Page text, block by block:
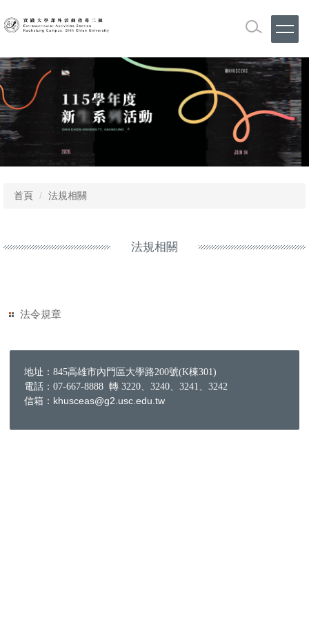
到
內
區
首頁 法規相關
法規相關
法令規章
地址：845高雄市內門區大學路200號(K棟301)
電話：07-667-8888 轉 3220、3240、3241、3242
信箱：khusceas@g2.usc.edu.tw